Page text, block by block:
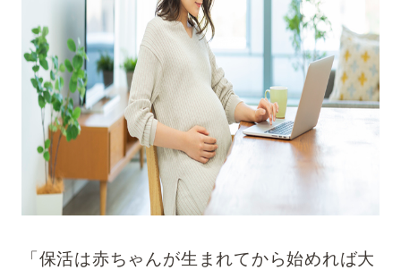
「保活は赤ちゃんが生まれてから始めれば大